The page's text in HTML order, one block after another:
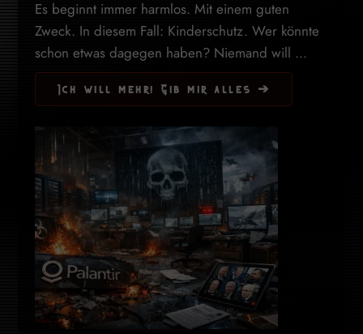
Es beginnt immer harmlos. Mit einem guten
Zweck. In diesem Fall: Kinderschutz. Wer könnte
schon etwas dagegen haben? Niemand will ...
Ich will mehr! Gib mir alles ➔